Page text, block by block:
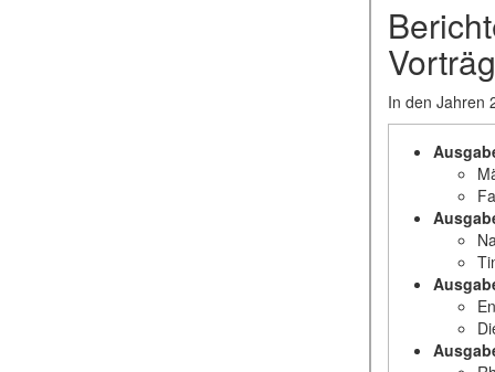
In den Jahren